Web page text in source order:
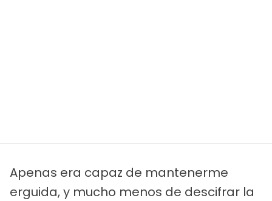
Apenas era capaz de mantenerme
erguida, y mucho menos de descifrar la